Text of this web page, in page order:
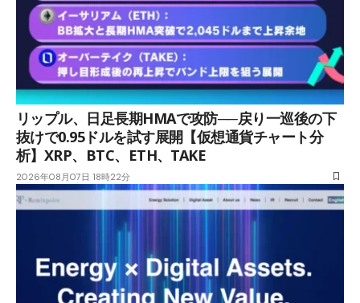
リップル、日足長期HMAで攻防──戻り一巡後の下
抜けで0.95ドルを試す展開【仮想通貨チャート分
析】XRP、BTC、ETH、TAKE
2026年08月07日 18時22分